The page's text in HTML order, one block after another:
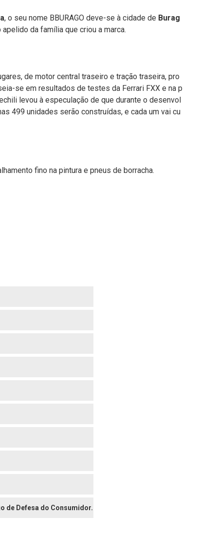
, o seu nome BBURAGO deve-se à cidade de Burag
da família que criou a marca.
de motor central traseiro e tração traseira, pro
se em resultados de testes da Ferrari FXX e na p
levou à especulação de que durante o desenvol
499 unidades serão construídas, e cada um vai cu
fino na pintura e pneus de borracha.
de Defesa do Consumidor.